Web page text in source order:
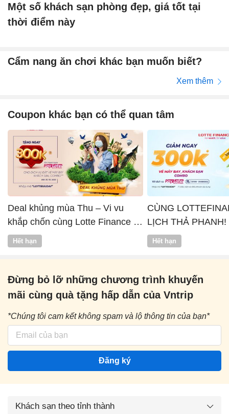
Một số khách sạn phòng đẹp, giá tốt tại
thời điểm này
Cẩm nang ăn chơi khác bạn muốn biết?
Xem thêm
Coupon khác bạn có thể quan tâm
Deal khủng mùa Thu – Vi vu
khắp chốn cùng Lotte Finance x
Vntrip
Hết hạn
CÙNG
LỊCH THẢ PHANH!
Hết hạn
Đừng bỏ lỡ những chương trình khuyến
mãi cùng quà tặng hấp dẫn của Vntrip
*Chúng tôi cam kết không spam và lộ thông tin của bạn*
Đăng ký
Khách sạn theo tỉnh thành